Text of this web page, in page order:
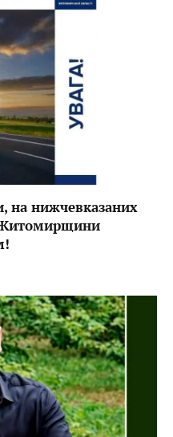
на нижчевказаних
Житомирщини